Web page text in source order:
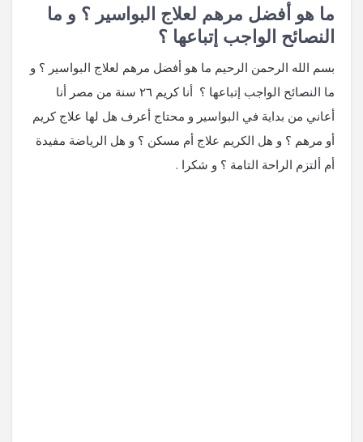
ما هو أفضل مرهم لعلاج البواسير ؟ و ما
النصائح الواجب إتباعها ؟
بسم الله الرحمن الرحيم ما هو أفضل مرهم لعلاج البواسير ؟ و
ما النصائح الواجب إتباعها ؟ أنا كريم ٢٦ سنة من مصر أنا
أعاني من بداية في البواسير و محتاج أعرف هل لها علاج كريم
أو مرهم ؟ و هل الكريم علاج أم مسكن ؟ و هل الرياضة مفيدة
أم ألتزم الراحة التامة ؟ و شكرا .